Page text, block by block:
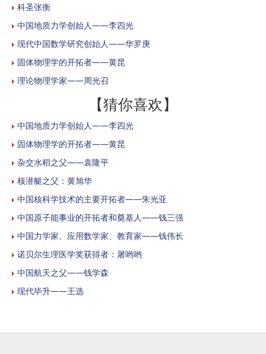
科圣张衡
中国地质力学创始人——李四光
现代中国数学研究创始人——华罗庚
固体物理学的开拓者——黄昆
理论物理学家——周光召
【猜你喜欢】
中国地质力学创始人——李四光
固体物理学的开拓者——黄昆
杂交水稻之父——袁隆平
核潜艇之父：黄旭华
中国核科学技术的主要开拓者——朱光亚
中国原子能事业的开拓者和奠基人——钱三强
中国力学家、应用数学家、教育家——钱伟长
诺贝尔生理医学奖获得者：屠哟哟
中国航天之父——钱学森
现代毕升——王选